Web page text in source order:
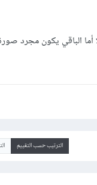
الباقي يكون مجرد
الترتيب حسب التقييم